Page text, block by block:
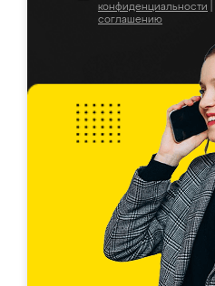
конфиденциальности
соглашению